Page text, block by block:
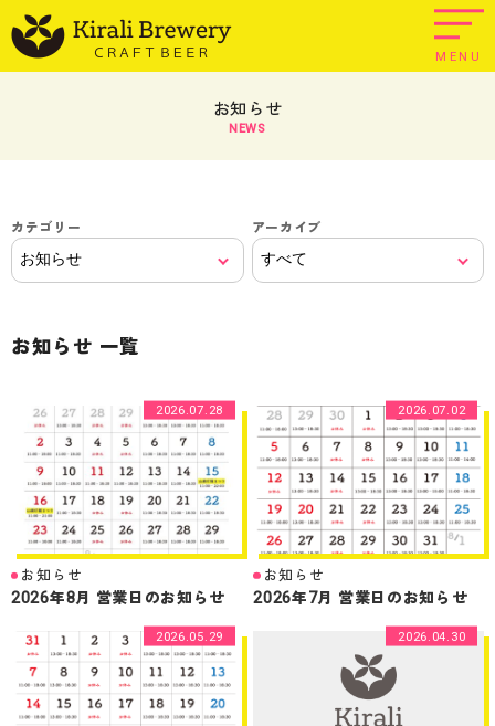
MENU
お知らせ
NEWS
カテゴリー アーカイブ
お知らせ 一覧
2026.07.28
お知らせ
2026年8月 営業日のお知らせ
2026.07.02
お知らせ
2026年7月 営業日のお知らせ
2026.05.29 2026.04.30